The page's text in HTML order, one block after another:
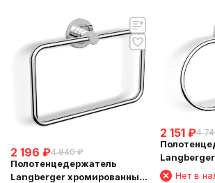
2 196 ₽4 840 ₽
Полотенцедержатель
Langberger хромированный
2 151 ₽4
к стене
Нет в